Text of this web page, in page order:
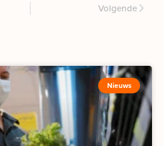
Volgende
Nieuws